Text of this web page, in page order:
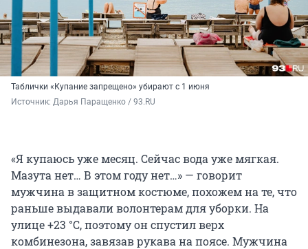
Таблички «Купание запрещено» убирают с 1 июня
Источник: Дарья Паращенко / 93.RU
«Я купаюсь уже месяц. Сейчас вода уже мягкая.
Мазута нет… В этом году нет…» — говорит
мужчина в защитном костюме, похожем на те, что
раньше выдавали волонтерам для уборки. На
улице +23 °C, поэтому он спустил верх
комбинезона, завязав рукава на поясе. Мужчина